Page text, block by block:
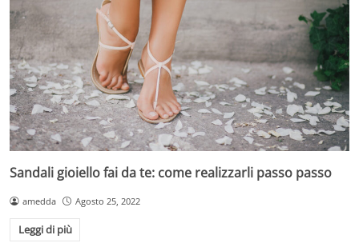
Sandali gioiello fai da te: come realizzarli passo passo
amedda Agosto 25, 2022
Leggi di più